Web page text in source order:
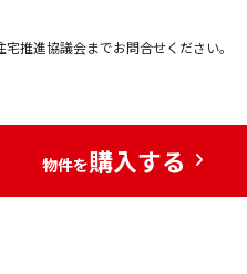
推進協議会までお問合せください。
物件を購入する